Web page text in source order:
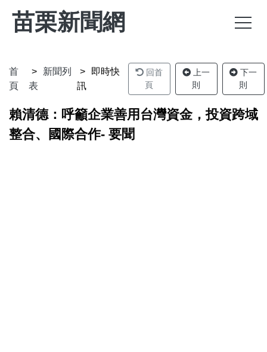
苗栗新聞網
首
頁
新聞列
表
即時快
訊
回首
頁
上一
則
下一
則
賴清德：呼籲企業善用台灣資金，投資跨域
整合、國際合作- 要聞